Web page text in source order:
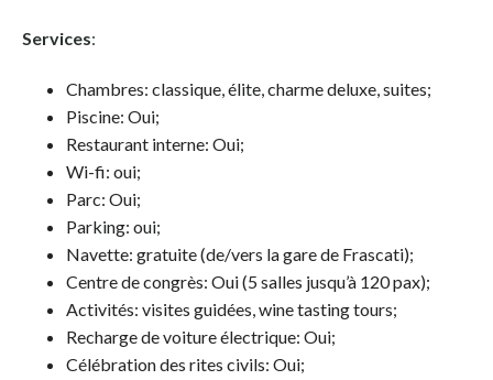
Services:
Chambres: classique, élite, charme deluxe, suites;
Piscine: Oui;
Restaurant interne: Oui;
Wi-fi: oui;
Parc: Oui;
Parking: oui;
Navette: gratuite (de/vers la gare de Frascati);
Centre de congrès: Oui (5 salles jusqu’à 120 pax);
Activités: visites guidées, wine tasting tours;
Recharge de voiture électrique: Oui;
Célébration des rites civils: Oui;